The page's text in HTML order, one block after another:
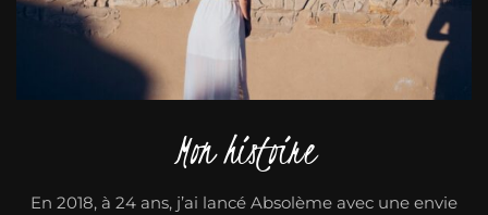
Mon histoire
En 2018, à 24 ans, j’ai lancé Absolème avec une envie